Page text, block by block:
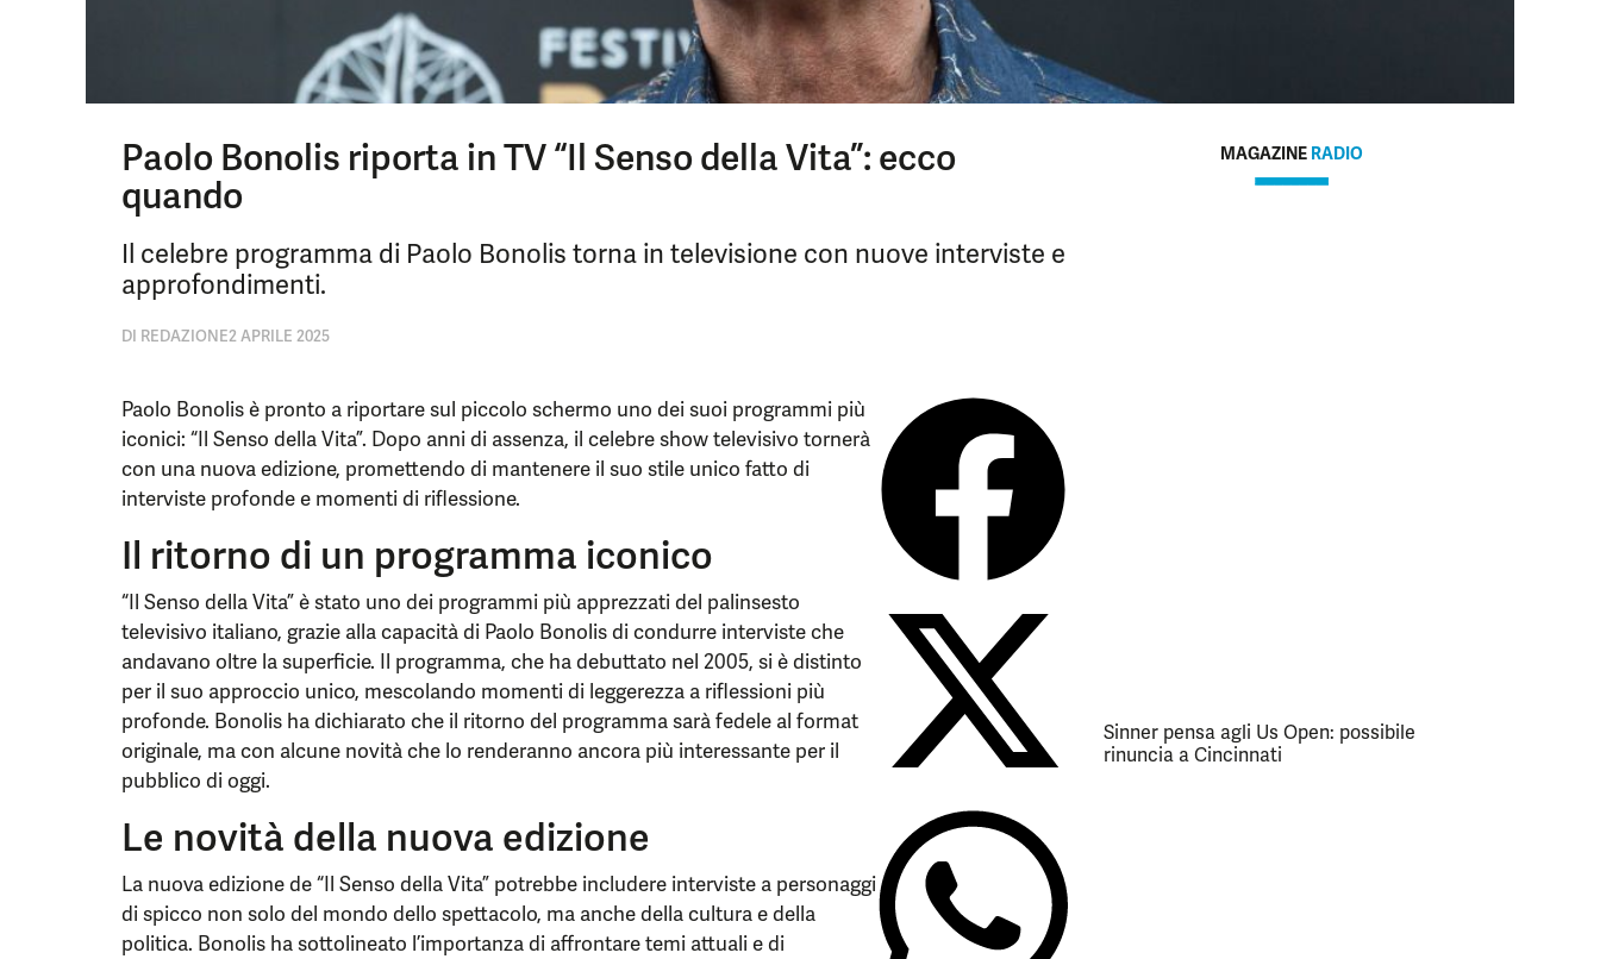
Paolo Bonolis riporta in TV “Il Senso della Vita”: ecco
quando
Il celebre programma di Paolo Bonolis torna in televisione con nuove interviste e
approfondimenti.
DI REDAZIONE2 APRILE 2025
Paolo Bonolis è pronto a riportare sul piccolo schermo uno dei suoi programmi più
iconici: “Il Senso della Vita”. Dopo anni di assenza, il celebre show televisivo tornerà
con una nuova edizione, promettendo di mantenere il suo stile unico fatto di
interviste profonde e momenti di riflessione.
Il ritorno di un programma iconico
“Il Senso della Vita” è stato uno dei programmi più apprezzati del palinsesto
televisivo italiano, grazie alla capacità di Paolo Bonolis di condurre interviste che
andavano oltre la superficie. Il programma, che ha debuttato nel 2005, si è distinto
per il suo approccio unico, mescolando momenti di leggerezza a riflessioni più
profonde. Bonolis ha dichiarato che il ritorno del programma sarà fedele al format
originale, ma con alcune novità che lo renderanno ancora più interessante per il
pubblico di oggi.
Le novità della nuova edizione
La nuova edizione de “Il Senso della Vita” potrebbe includere interviste a personaggi
di spicco non solo del mondo dello spettacolo, ma anche della cultura e della
politica. Bonolis ha sottolineato l’importanza di affrontare temi attuali e di
MAGAZINE RADIO
Sinner pensa agli Us Open: possibile
rinuncia a Cincinnati